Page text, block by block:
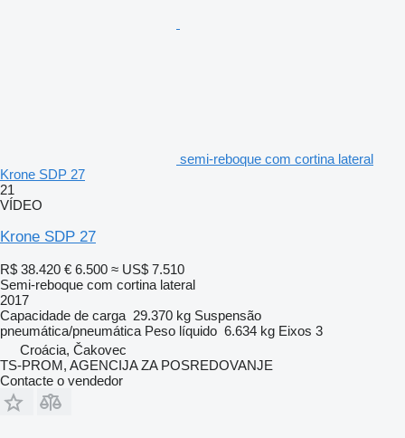
semi-reboque com cortina lateral
Krone SDP 27
21
VÍDEO
Krone SDP 27
R$ 38.420 € 6.500 ≈ US$ 7.510
Semi-reboque com cortina lateral
2017
Capacidade de carga 29.370 kg Suspensão
pneumática/pneumática Peso líquido 6.634 kg Eixos 3
Croácia, Čakovec
TS-PROM, AGENCIJA ZA POSREDOVANJE
Contacte o vendedor